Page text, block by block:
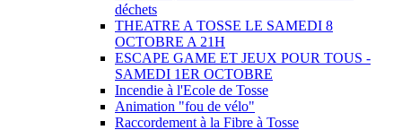
déchets
THEATRE A TOSSE LE SAMEDI 8
OCTOBRE A 21H
ESCAPE GAME ET JEUX POUR TOUS -
SAMEDI 1ER OCTOBRE
Incendie à l'Ecole de Tosse
Animation "fou de vélo"
Raccordement à la Fibre à Tosse